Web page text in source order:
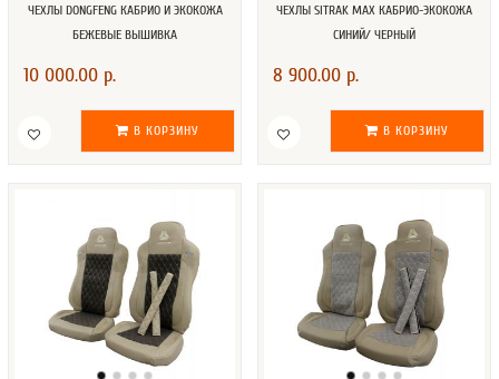
ЧЕХЛЫ DONGFENG КАБРИО И ЭКОКОЖА
БЕЖЕВЫЕ ВЫШИВКА
10 000.00 р.
В КОРЗИНУ
ЧЕХЛЫ SITRAK MAX КАБРИО-ЭКОКОЖА
СИНИЙ/ ЧЕРНЫЙ
8 900.00 р.
В КОРЗИНУ